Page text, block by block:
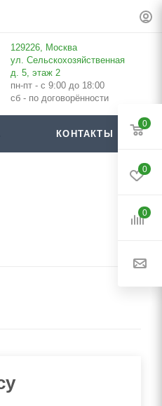
129226, Москва
ул. Сельскохозяйственная
д. 5, этаж 2
пн-пт - с 9:00 до 18:00
сб - по договорённости
КОНТАКТЫ
0
0
0